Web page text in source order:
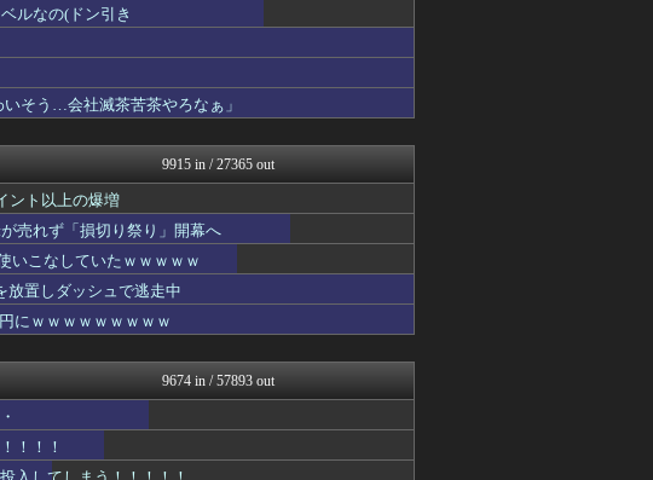
痛いニュース(ﾉ∀`)
凹凸ちゃんねる 発達障害・...
ヒロイモノ中毒
オーバージョイド！
ネラーボイス
ルなの(ドン引き
そう…会社滅茶苦茶やろなぁ」
9915 in / 27365 out
ント以上の爆増
売れず「損切り祭り」開幕へ
いこなしていたｗｗｗｗｗ
放置しダッシュで逃走中
にｗｗｗｗｗｗｗｗｗ
9674 in / 57893 out
！！！